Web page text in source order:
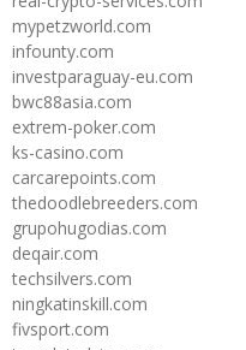
mypetzworld.com
infounty.com
investparaguay-eu.com
bwc88asia.com
extrem-poker.com
ks-casino.com
carcarepoints.com
thedoodlebreeders.com
grupohugodias.com
deqair.com
techsilvers.com
ningkatinskill.com
fivsport.com